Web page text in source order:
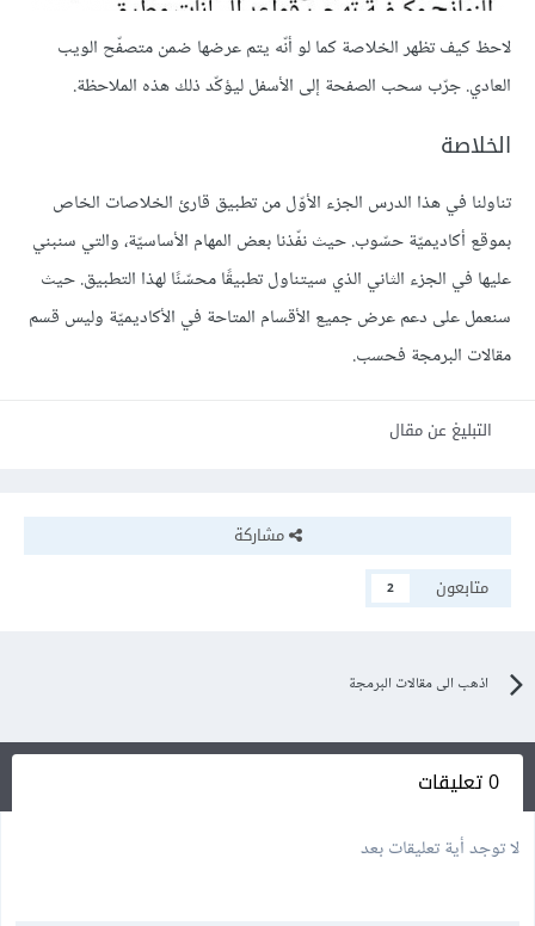
لاحظ كيف تظهر الخلاصة كما لو أنّه يتم عرضها ضمن متصفّح الويب
العادي. جرّب سحب الصفحة إلى الأسفل ليؤكّد ذلك هذه الملاحظة.
الخلاصة
تناولنا في هذا الدرس الجزء الأوّل من تطبيق قارئ الخلاصات الخاص
بموقع أكاديميّة حسّوب. حيث نفّذنا بعض المهام الأساسيّة، والتي سنبني
عليها في الجزء الثاني الذي سيتناول تطبيقًا محسّنًا لهذا التطبيق. حيث
سنعمل على دعم عرض جميع الأقسام المتاحة في الأكاديميّة وليس قسم
مقالات البرمجة فحسب.
التبليغ عن مقال
مشاركة
متابعون
2
اذهب الى مقالات البرمجة
0 تعليقات
لا توجد أية تعليقات بعد